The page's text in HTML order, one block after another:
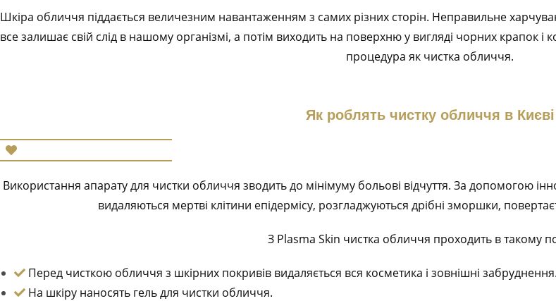
Шкіра обличчя піддається величезним навантаженням з самих різних сторін. Неправильне
все залишає свій слід в нашому організмі, а потім виходить на поверхню у вигляді чорних крапок
процедура як чистка обличчя.
Як роблять чистку обличчя в Києві
Використання апарату для чистки обличчя зводить до мінімуму больові відчуття. За допомогою
видаляються мертві клітини епідермісу, розгладжуються дрібні зморшки,
З Plasma Skin чистка обличчя проходить в такому
Перед чисткою обличчя з шкірних покривів видаляється вся косметика і зовнішні забруднення.
На шкіру наносять гель для чистки обличчя.